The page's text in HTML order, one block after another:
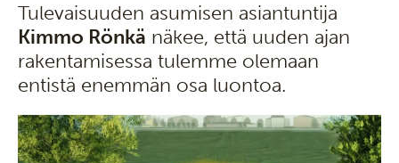
Tulevaisuuden asumisen asiantuntija
Kimmo Rönkä näkee, että uuden ajan
rakentamisessa tulemme olemaan
entistä enemmän osa luontoa.